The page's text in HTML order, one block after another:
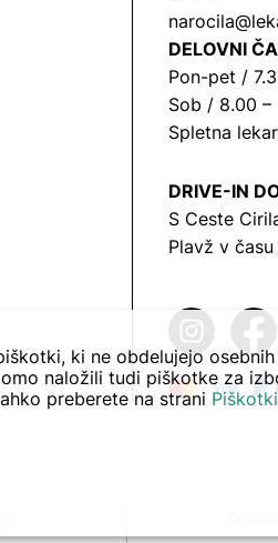
DELOVNI
Pon-pet /
Sob / 8.00 –
Spletna
DRIVE-IN
S Ceste
Plavž v
ki ne obdelujejo osebnih
naložili tudi piškotke za
preberete na strani Piškotki